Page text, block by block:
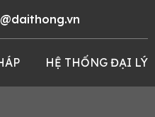
HỆ THỐNG ĐẠI LÝ